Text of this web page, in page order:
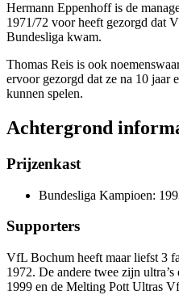
Hermann Eppenhoff is de
1971/72 voor heeft gezorgd dat
Bundesliga kwam.
Thomas Reis is ook
ervoor gezorgd dat ze na 10 jaar
kunnen spelen.
Achtergrond
Prijzenkast
Bundesliga Kampioen:
Supporters
VfL Bochum heeft maar liefst 3
1972. De andere twee zijn
1999 en de Melting Pott Ultras